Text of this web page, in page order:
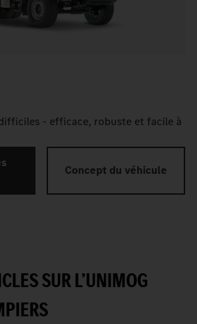
- efficace, robuste et facile à
Concept du véhicule
SUR L’UNIMOG